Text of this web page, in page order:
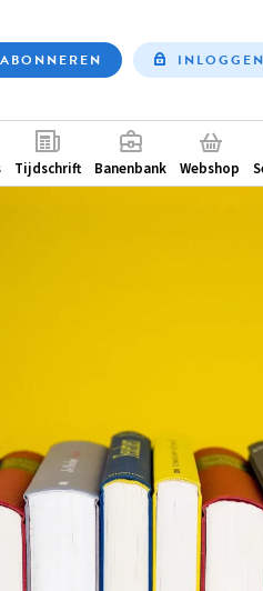
ABONNEREN INLOGGEN
Tijdschrift Banenbank Webshop